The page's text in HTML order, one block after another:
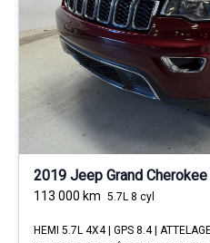
2019 Jeep Grand
113 000 km 5.7L 8 cyl
HEMI 5.7L 4X4 | GPS 8.4 |